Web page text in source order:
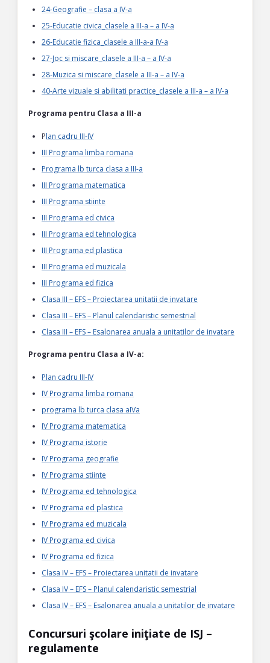
24-Geografie – clasa a IV-a
25-Educatie civica_clasele a III-a – a IV-a
26-Educatie fizica_clasele a III-a-a IV-a
27-Joc si miscare_clasele a III-a – a IV-a
28-Muzica si miscare_clasele a III-a – a IV-a
40-Arte vizuale si abilitati practice_clasele a III-a – a IV-a
Programa pentru Clasa a III-a
Plan cadru III-IV
III Programa limba romana
Programa lb turca clasa a III-a
III Programa matematica
III Programa stiinte
III Programa ed civica
III Programa ed tehnologica
III Programa ed plastica
III Programa ed muzicala
III Programa ed fizica
Clasa III – EFS – Proiectarea unitatii de invatare
Clasa III – EFS – Planul calendaristic semestrial
Clasa III – EFS – Esalonarea anuala a unitatilor de invatare
Programa pentru Clasa a IV-a:
Plan cadru III-IV
IV Programa limba romana
programa lb turca clasa aIVa
IV Programa matematica
IV Programa istorie
IV Programa geografie
IV Programa stiinte
IV Programa ed tehnologica
IV Programa ed plastica
IV Programa ed muzicala
IV Programa ed civica
IV Programa ed fizica
Clasa IV – EFS – Proiectarea unitatii de invatare
Clasa IV – EFS – Planul calendaristic semestrial
Clasa IV – EFS – Esalonarea anuala a unitatilor de invatare
Concursuri şcolare iniţiate de ISJ –
regulamente